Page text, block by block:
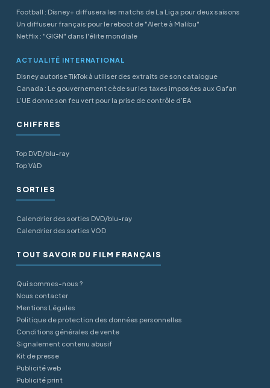
Football : Disney+ diffusera les matchs de La Liga pour deux saisons
Un diffuseur français pour le reboot de "Alerte à Malibu"
Netflix : "GIGN" dans l'élite mondiale
ACTUALITÉ INTERNATIONAL
Disney autorise TikTok à utiliser des extraits de son catalogue
Canada : Le gouvernement cède sur les taxes imposées aux Gafan
L’UE donne son feu vert pour la prise de contrôle d’EA
CHIFFRES
Top DVD/blu-ray
Top VàD
SORTIES
Calendrier des sorties DVD/blu-ray
Calendrier des sorties VOD
TOUT SAVOIR DU FILM FRANÇAIS
Qui sommes-nous ?
Nous contacter
Mentions Légales
Politique de protection des données personnelles
Conditions générales de vente
Signalement contenu abusif
Kit de presse
Publicité web
Publicité print